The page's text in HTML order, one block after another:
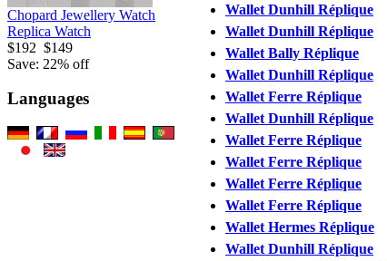
Chopard Jewellery Watch
Replica Watch
$192 $149
Save: 22% off
Languages
Wallet Dunhill Réplique
Wallet Dunhill Réplique
Wallet Bally Réplique
Wallet Dunhill Réplique
Wallet Ferre Réplique
Wallet Dunhill Réplique
Wallet Ferre Réplique
Wallet Ferre Réplique
Wallet Ferre Réplique
Wallet Ferre Réplique
Wallet Hermes Réplique
Wallet Dunhill Réplique